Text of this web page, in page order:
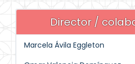
Director /
Marcela Ávila Eggleton